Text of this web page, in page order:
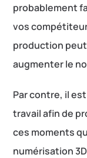
probablement
vos
production
augmenter le
Par contre, il
travail afin de
ces moments
numérisation